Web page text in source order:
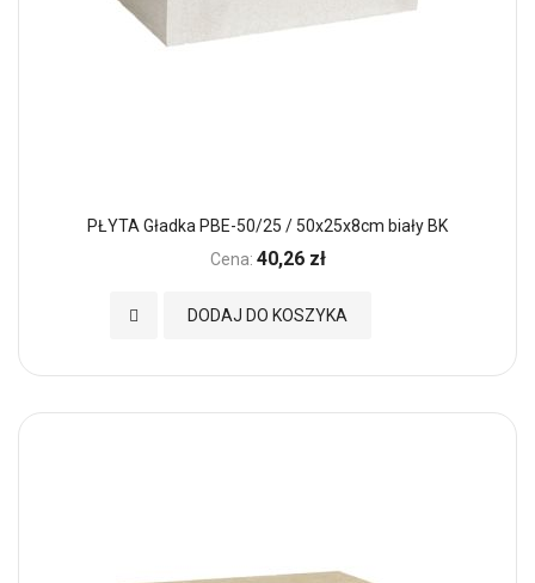
PŁYTA Gładka PBE-50/25 / 50x25x8cm biały BK
Cena: 40,26 zł
DODAJ DO KOSZYKA
Dodaj do Ulubionych